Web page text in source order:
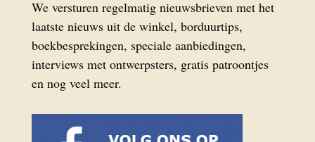
We versturen regelmatig nieuwsbrieven met het
laatste nieuws uit de winkel, borduurtips,
boekbesprekingen, speciale aanbiedingen,
interviews met ontwerpsters, gratis patroontjes
en nog veel meer.